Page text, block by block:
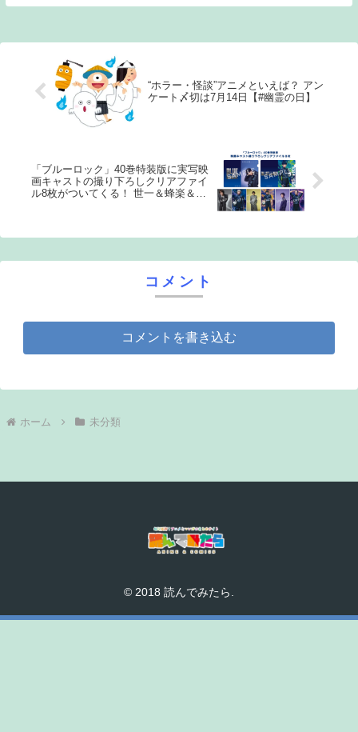
ルくん 5: 名無しさん 女性のコードネーム
“ホラー・怪談”アニメといえば？ アン
ケート〆切は7月14日【#幽霊の日】
「ブルーロック」40巻特装版に実写映
画キャストの撮り下ろしクリアファイ
ル8枚がついてくる！ 世一＆蜂楽＆凪
コメント
コメントを書き込む
ホーム 未分類
© 2018 読んでみたら.